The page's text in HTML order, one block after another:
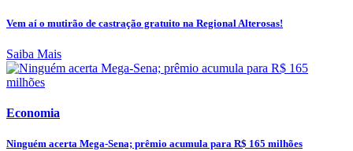
Vem aí o mutirão de castração gratuito na Regional Alterosas!
Saiba Mais
Economia
Ninguém acerta Mega-Sena; prêmio acumula para R$ 165 milhões